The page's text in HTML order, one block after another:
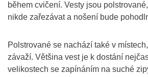
během cvičení. Vesty jsou
nikde zařezávat a nošení bude
Polstrované se nachází také v
závaží. Většina vest je k dostání
velikostech se zapínáním na suché